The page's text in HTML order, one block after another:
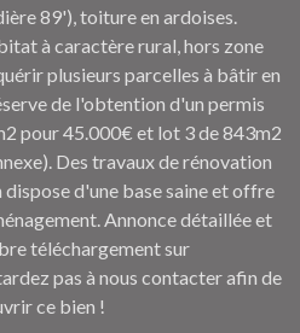
89'), toiture en ardoises.
à caractère rural, hors zone
plusieurs parcelles à bâtir en
de l'obtention d'un permis
pour 45.000€ et lot 3 de 843m2
Des travaux de rénovation
d'une base saine et offre
Annonce détaillée et
téléchargement sur
pas à nous contacter afin de
ce bien !